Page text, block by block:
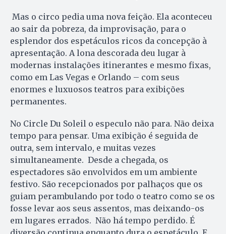
Mas o circo pedia uma nova feição. Ela aconteceu
ao sair da pobreza, da improvisação, para o
esplendor dos espetáculos ricos da concepção à
apresentação. A lona descorada deu lugar à
modernas instalações itinerantes e mesmo fixas,
como em Las Vegas e Orlando – com seus
enormes e luxuosos teatros para exibições
permanentes.
No Circle Du Soleil o especulo não para. Não deixa
tempo para pensar. Uma exibição é seguida de
outra, sem intervalo, e muitas vezes
simultaneamente. Desde a chegada, os
espectadores são envolvidos em um ambiente
festivo. São recepcionados por palhaços que os
guiam perambulando por todo o teatro como se os
fosse levar aos seus assentos, mas deixando-os
em lugares errados. Não há tempo perdido. É